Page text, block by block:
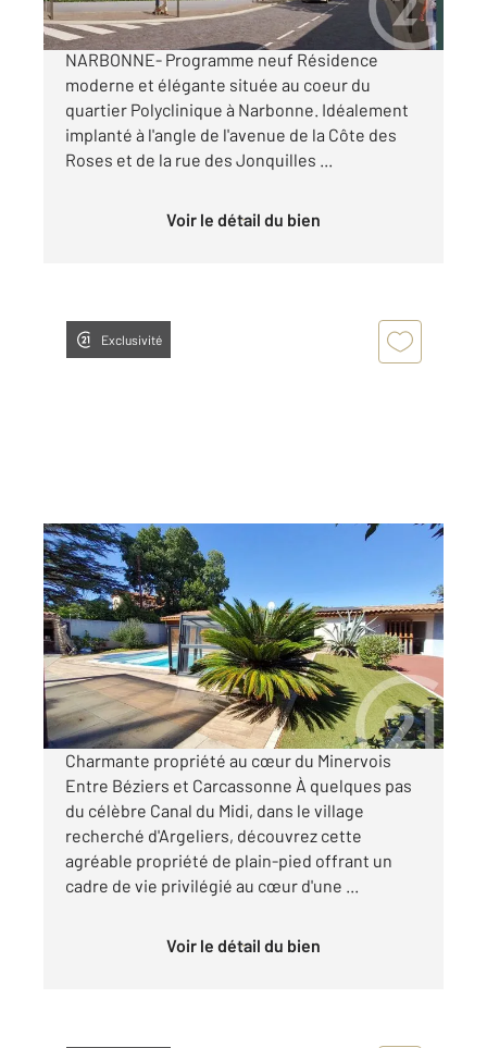
Urban Flower Résidence moderne et élégante
NARBONNE- Programme neuf Résidence
moderne et élégante située au coeur du
quartier Polyclinique à Narbonne. Idéalement
implanté à l'angle de l'avenue de la Côte des
Roses et de la rue des Jonquilles ...
Voir le détail du bien
Exclusivité
ARGELIERS 11
190 m2, 7 pièces
Ref : 5404
Maison à vendre
498 500 €
Visiter le site dédié
Charmante propriété au cœur du Minervois
Entre Béziers et Carcassonne À quelques pas
du célèbre Canal du Midi, dans le village
recherché d'Argeliers, découvrez cette
agréable propriété de plain-pied offrant un
cadre de vie privilégié au cœur d'une ...
Voir le détail du bien